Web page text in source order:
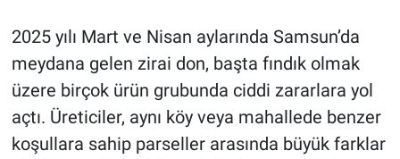
2025 yılı Mart ve Nisan aylarında Samsun’da
meydana gelen zirai don, başta fındık olmak
üzere birçok ürün grubunda ciddi zararlara yol
açtı. Üreticiler, aynı köy veya mahallede benzer
koşullara sahip parseller arasında büyük farklar